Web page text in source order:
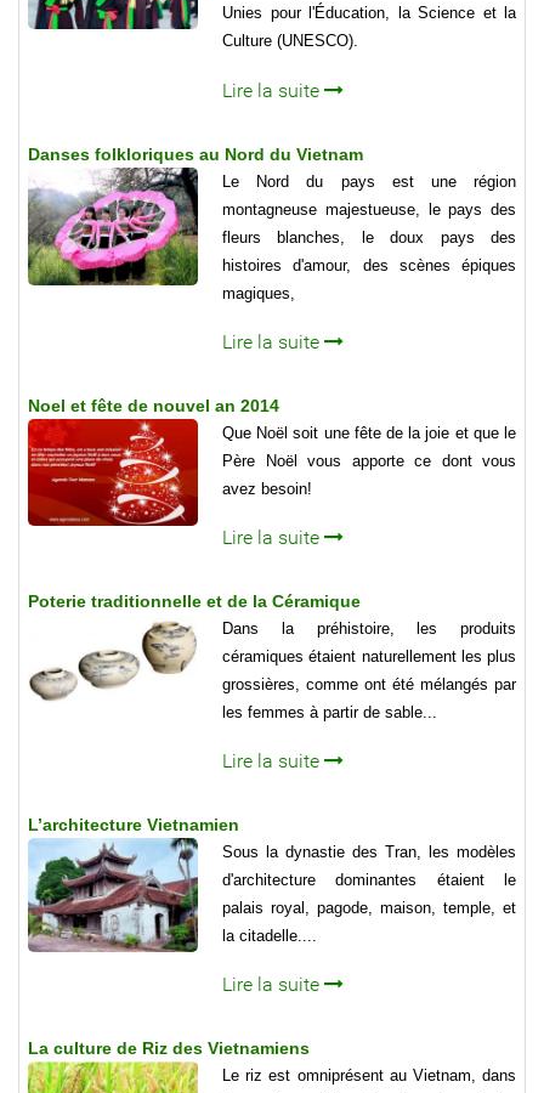
Unies pour l'Éducation, la Science et la
Culture (UNESCO).
Lire la suite
Danses folkloriques au Nord du Vietnam
Le Nord du pays est une région
montagneuse majestueuse, le pays des
fleurs blanches, le doux pays des
histoires d'amour, des scènes épiques
magiques,
Lire la suite
Noel et fête de nouvel an 2014
Que Noël soit une fête de la joie et que le
Père Noël vous apporte ce dont vous
avez besoin!
Lire la suite
Poterie traditionnelle et de la Céramique
Dans la préhistoire, les produits
céramiques étaient naturellement les plus
grossières, comme ont été mélangés par
les femmes à partir de sable...
Lire la suite
L’architecture Vietnamien
Sous la dynastie des Tran, les modèles
d'architecture dominantes étaient le
palais royal, pagode, maison, temple, et
la citadelle....
Lire la suite
La culture de Riz des Vietnamiens
Le riz est omniprésent au Vietnam, dans